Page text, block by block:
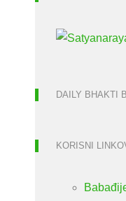
DAILY BHAKTI
KORISNI